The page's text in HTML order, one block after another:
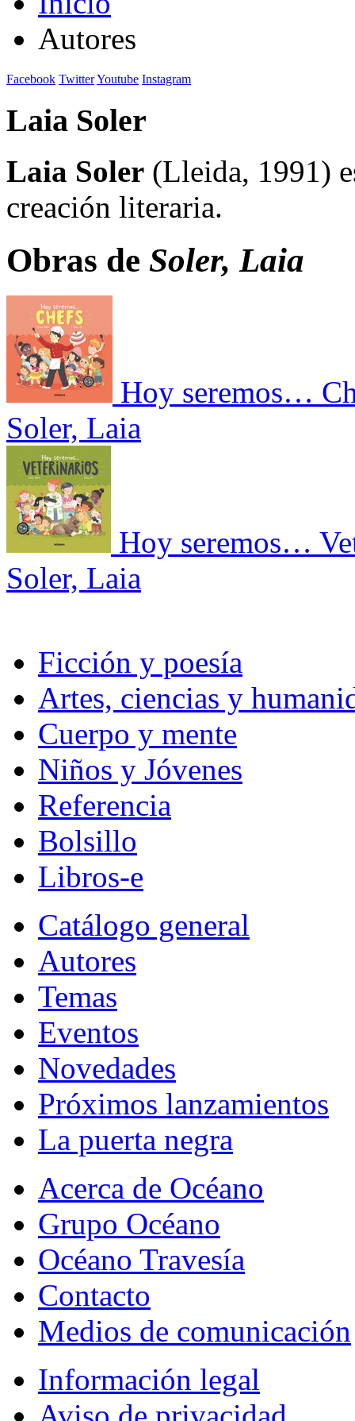
Autores
Facebook TwitterYoutube Instagram
Laia Soler
Laia Soler (Lleida, 1991)
creación literaria.
Obras de Soler, Laia
Hoy seremos…
Soler, Laia
Hoy seremos…
Soler, Laia
Ficción y poesía
Artes, ciencias y
Cuerpo y mente
Niños y Jóvenes
Referencia
Bolsillo
Libros-e
Catálogo general
Autores
Temas
Eventos
Novedades
Próximos lanzamientos
La puerta negra
Acerca de Océano
Grupo Océano
Océano Travesía
Contacto
Medios de comunicación
Información legal